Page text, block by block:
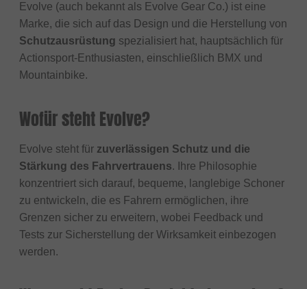
Evolve (auch bekannt als Evolve Gear Co.) ist eine
Marke, die sich auf das Design und die Herstellung von
Schutzausrüstung spezialisiert hat, hauptsächlich für
Actionsport-Enthusiasten, einschließlich BMX und
Mountainbike.
Wofür steht Evolve?
Evolve steht für zuverlässigen Schutz und die
Stärkung des Fahrvertrauens. Ihre Philosophie
konzentriert sich darauf, bequeme, langlebige Schoner
zu entwickeln, die es Fahrern ermöglichen, ihre
Grenzen sicher zu erweitern, wobei Feedback und
Tests zur Sicherstellung der Wirksamkeit einbezogen
werden.